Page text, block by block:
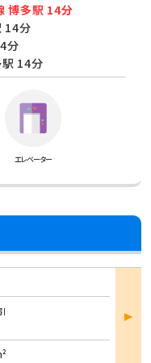
博多駅 14分
14分
分
14分
エレベーター
部屋
詳細